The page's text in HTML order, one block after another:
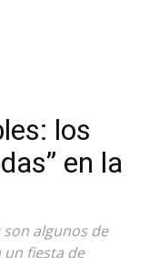
los
en la
son algunos de
fiesta de